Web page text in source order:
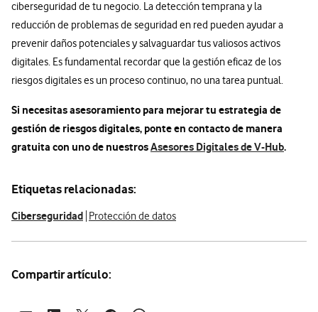
ciberseguridad de tu negocio. La detección temprana y la
reducción de problemas de seguridad en red pueden ayudar a
prevenir daños potenciales y salvaguardar tus valiosos activos
digitales. Es fundamental recordar que la gestión eficaz de los
riesgos digitales es un proceso continuo, no una tarea puntual.
Si necesitas asesoramiento para mejorar tu estrategia de
gestión de riesgos digitales, ponte en contacto de manera
gratuita con uno de nuestrosAsesores Digitales de V-Hub.
Etiquetas relacionadas:
Ciberseguridad Protección de datos
Compartir artículo: